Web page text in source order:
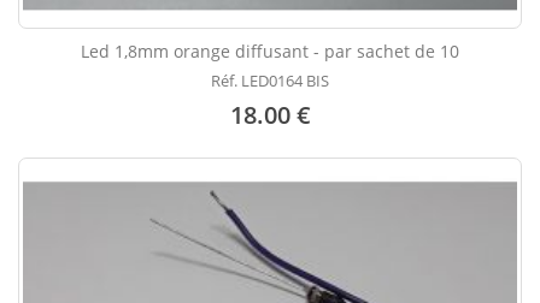
Led 1,8mm orange diffusant - par sachet de 10
Réf. LED0164 BIS
18.00 €